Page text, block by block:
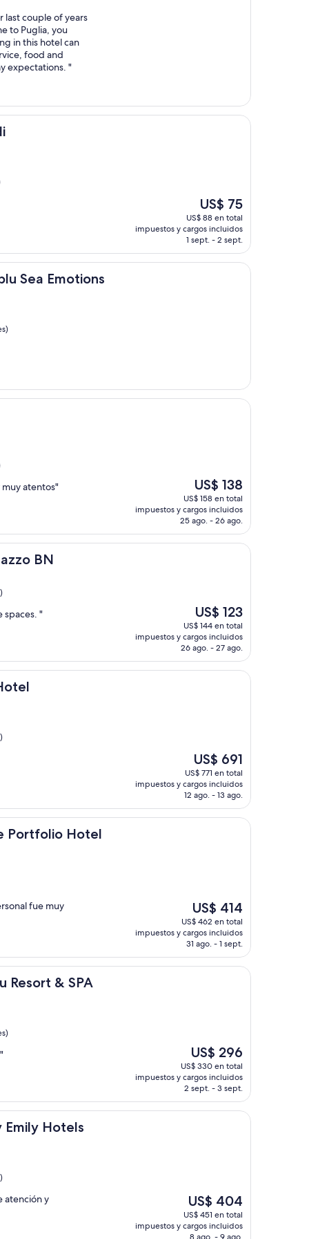
last couple of years
to Puglia, you
in this hotel can
food and
expectations. "
El
precio
actual
es
de
US$ 75
US$ 75
US$ 88 en total
impuestos y cargos incluidos
1 sept. - 2 sept.
Sea Emotions
atentos"
El
precio
actual
es
de
US$ 138
US$ 138
US$ 158 en total
impuestos y cargos incluidos
25 ago. - 26 ago.
BN
spaces. "
El
precio
actual
es
de
US$ 123
US$ 123
US$ 144 en total
impuestos y cargos incluidos
26 ago. - 27 ago.
El
precio
actual
es
de
US$ 691
US$ 691
US$ 771 en total
impuestos y cargos incluidos
12 ago. - 13 ago.
Portfolio Hotel
Hotel
fue muy
El
precio
actual
es
de
US$ 414
US$ 414
US$ 462 en total
impuestos y cargos incluidos
31 ago. - 1 sept.
Resort & SPA
SPA
El
precio
actual
es
de
US$ 296
US$ 296
US$ 330 en total
impuestos y cargos incluidos
2 sept. - 3 sept.
Emily Hotels
atención y
El
precio
actual
es
US$ 404
US$ 451 en total
impuestos y cargos incluidos